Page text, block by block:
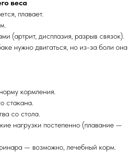
веса
плавает.
(артрит, дисплазия, разрыв связок).
нужно двигаться, но из-за боли она
кормления.
стакана.
со стола.
нагрузки постепенно (плавание —
— возможно, лечебный корм.